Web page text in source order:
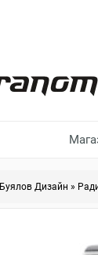
Буялов Дизайн »